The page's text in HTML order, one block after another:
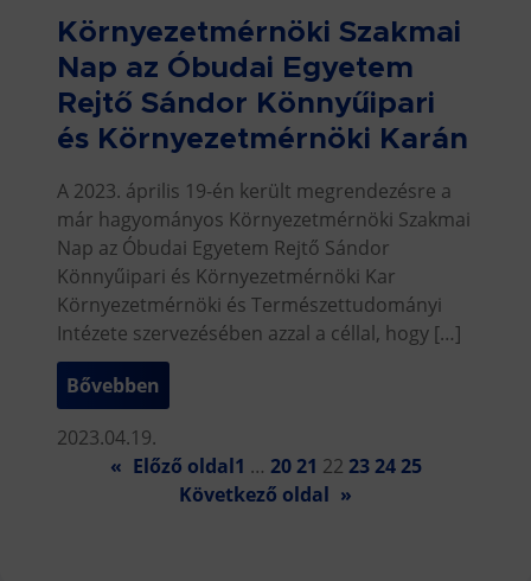
Környezetmérnöki Szakmai
Nap az Óbudai Egyetem
Rejtő Sándor Könnyűipari
és Környezetmérnöki Karán
A 2023. április 19-én került megrendezésre a
már hagyományos Környezetmérnöki Szakmai
Nap az Óbudai Egyetem Rejtő Sándor
Könnyűipari és Környezetmérnöki Kar
Környezetmérnöki és Természettudományi
Intézete szervezésében azzal a céllal, hogy […]
Bővebben
2023.04.19.
« Előző oldal1 … 20 21 22 23 24 25
Következő oldal »